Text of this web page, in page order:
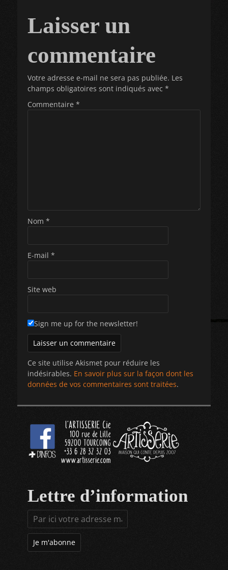
Laisser un
commentaire
Votre adresse e-mail ne sera pas publiée. Les
champs obligatoires sont indiqués avec *
Commentaire *
Nom *
E-mail *
Site web
Sign me up for the newsletter!
Ce site utilise Akismet pour réduire les
indésirables. En savoir plus sur la façon dont les
données de vos commentaires sont traitées.
Lettre d’information